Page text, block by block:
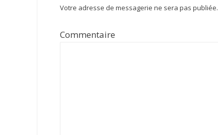
Votre adresse de messagerie ne sera pas publiée.
Commentaire